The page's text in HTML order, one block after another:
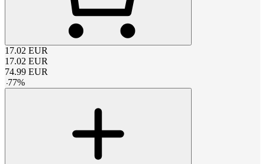
17.02 EUR
17.02 EUR
74.99 EUR
-77%